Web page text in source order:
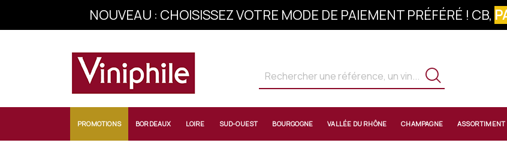
NOUVEAU : CHOISISSEZ VOTRE MODE DE PAIEMENT PRÉFÉRÉ ! CB,
PROMOTIONS BORDEAUX LOIRE SUD-OUEST BOURGOGNE VALLÉE DU RHÔNE CHAMPAGNE ASSORTIMENT